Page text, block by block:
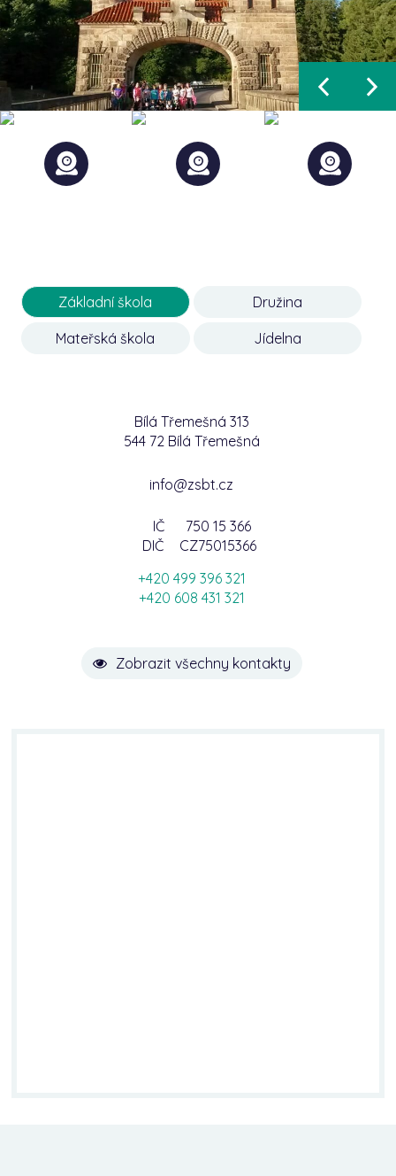
Základní škola Družina
Mateřská škola Jídelna
Bílá Třemešná 313
544 72 Bílá Třemešná
info@zsbt.cz
IČ
750 15 366
DIČ
CZ75015366
+420 499 396 321
+420 608 431 321
Zobrazit všechny kontakty